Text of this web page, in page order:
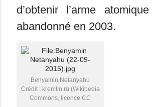
d’obtenir l’arme
abandonné en 2003.
Benyamin Netanyahu
Crédit : kremlin.ru (Wikipedia
Commons, licence CC